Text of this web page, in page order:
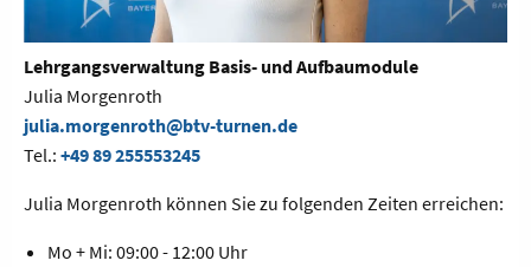
Lehrgangsverwaltung Basis- und Aufbaumodule
Julia Morgenroth
julia.morgenroth@btv-turnen.de
Tel.: +49 89 255553245
Julia Morgenroth können Sie zu folgenden Zeiten erreichen:
Mo + Mi: 09:00 - 12:00 Uhr